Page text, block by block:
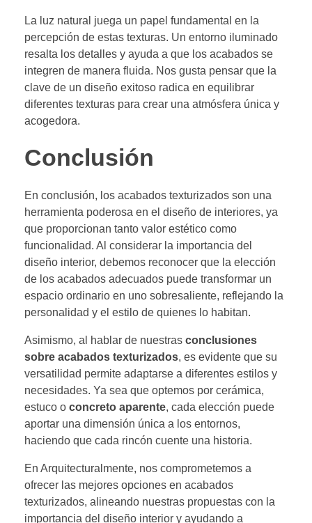
La luz natural juega un papel fundamental en la
percepción de estas texturas. Un entorno iluminado
resalta los detalles y ayuda a que los acabados se
integren de manera fluida. Nos gusta pensar que la
clave de un diseño exitoso radica en equilibrar
diferentes texturas para crear una atmósfera única y
acogedora.
Conclusión
En conclusión, los acabados texturizados son una
herramienta poderosa en el diseño de interiores, ya
que proporcionan tanto valor estético como
funcionalidad. Al considerar la importancia del
diseño interior, debemos reconocer que la elección
de los acabados adecuados puede transformar un
espacio ordinario en uno sobresaliente, reflejando la
personalidad y el estilo de quienes lo habitan.
Asimismo, al hablar de nuestras conclusiones
sobre acabados texturizados, es evidente que su
versatilidad permite adaptarse a diferentes estilos y
necesidades. Ya sea que optemos por cerámica,
estuco o concreto aparente, cada elección puede
aportar una dimensión única a los entornos,
haciendo que cada rincón cuente una historia.
En Arquitecturalmente, nos comprometemos a
ofrecer las mejores opciones en acabados
texturizados, alineando nuestras propuestas con la
importancia del diseño interior y ayudando a